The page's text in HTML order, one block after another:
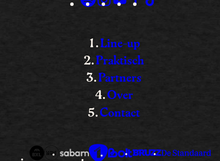
Line-up
Praktisch
Partners
Over
Contact